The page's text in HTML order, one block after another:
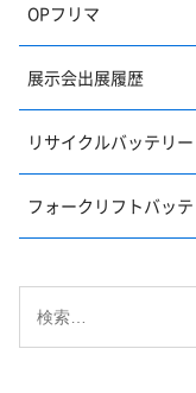
OPフリマ
展示会出展履歴
リサイクルバッテリー
フォークリフトバッ
索: